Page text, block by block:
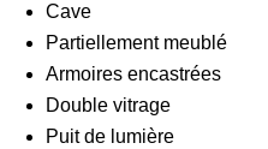
Cave
Partiellement meublé
Armoires encastrées
Double vitrage
Puit de lumière